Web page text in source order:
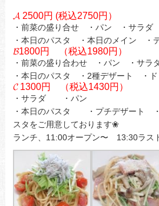
𝓐 2500円 (税込2750円）
・前菜の盛り合せ ・パン ・サラダ
・本日のパスタ ・本日のメイン ・
𝓑1800円 （税込1980円）
・前菜の盛り合わせ ・パン ・サラ
・本日のパスタ ・2種デザート ・ド
𝓒 1300円 （税込1430円）
・サラダ ・パン
・本日のパスタ ・プチデザート
スタをご用意しております❀
ランチ、11:00オープン〜 13:30ラス